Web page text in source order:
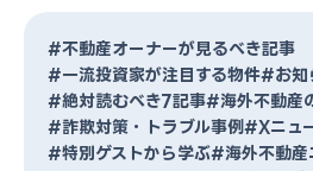
#不動産オーナーが見るべき記事
#一流投資家が注目する物件#お知
#絶対読むべき7記事#海外不動産
#詐欺対策・トラブル事例 #Xニュ
#特別ゲストから学ぶ#海外不動産